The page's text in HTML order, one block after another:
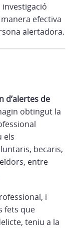
efectiva
alertadora.
d’alertes de
obtingut la
els
becaris,
entre
i
fets que
teniu a la